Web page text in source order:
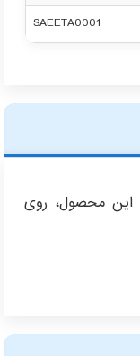
SAEETA0001
این محصول، روی